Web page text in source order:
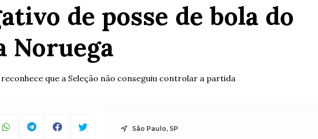
de posse de bola do
Noruega
que a Seleção não conseguiu controlar a partida
São Paulo, SP